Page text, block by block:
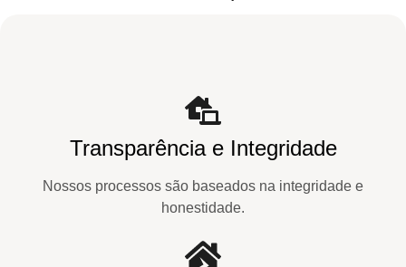
Transparência e Integridade
Nossos processos são baseados na integridade e
honestidade.